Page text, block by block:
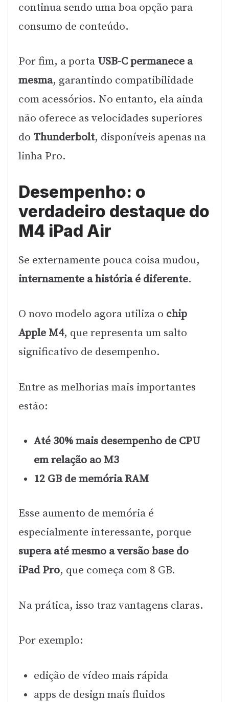
continua sendo uma boa opção para
consumo de conteúdo.
Por fim, a porta USB-C permanece a
mesma, garantindo compatibilidade
com acessórios. No entanto, ela ainda
não oferece as velocidades superiores
do Thunderbolt, disponíveis apenas na
linha Pro.
Desempenho: o
verdadeiro destaque do
M4 iPad Air
Se externamente pouca coisa mudou,
internamente a história é diferente.
O novo modelo agora utiliza o chip
Apple M4, que representa um salto
significativo de desempenho.
Entre as melhorias mais importantes
estão:
Até 30% mais desempenho de CPU
em relação ao M3
12 GB de memória RAM
Esse aumento de memória é
especialmente interessante, porque
supera até mesmo a versão base do
iPad Pro, que começa com 8 GB.
Na prática, isso traz vantagens claras.
Por exemplo:
edição de vídeo mais rápida
apps de design mais fluidos